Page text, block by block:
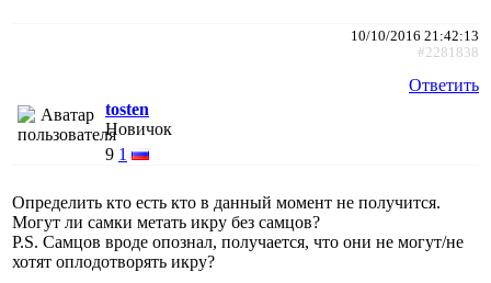
10/10/2016 21:42:13
#2281838
Ответить
tosten
Новичок
9 1
Определить кто есть кто в данный момент не получится.
Могут ли самки метать икру без самцов?
P.S. Самцов вроде опознал, получается, что они не могут/не
хотят оплодотворять икру?